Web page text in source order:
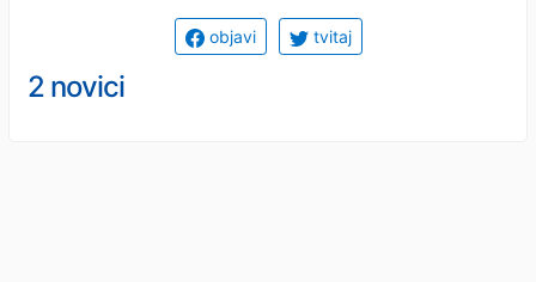
objavi tvitaj
2 novici